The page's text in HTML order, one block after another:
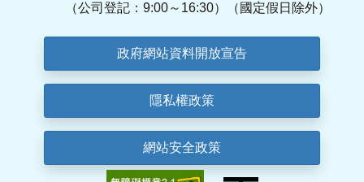
（公司登記：9:00～16:30）（國定假日除外）
政府網站資料開放宣告
隱私權政策
網站安全政策